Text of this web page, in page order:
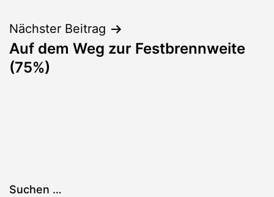
Nächster Beitrag
Auf dem Weg zur Festbrennweite
(75%)
Suchen …